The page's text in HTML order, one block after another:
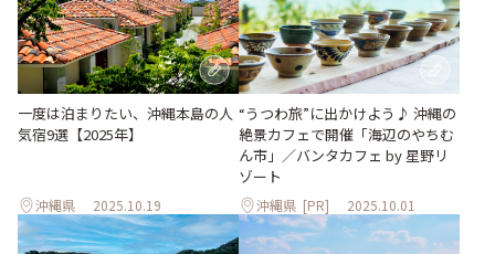
一度は泊まりたい、沖縄本島の人
気宿9選【2025年】
沖縄県 2025.10.19
“うつわ旅”に出かけよう♪ 沖縄の
絶景カフェで開催「海辺のやちむ
ん市」／バンタカフェ by 星野リ
ゾート
沖縄県 [PR] 2025.10.01